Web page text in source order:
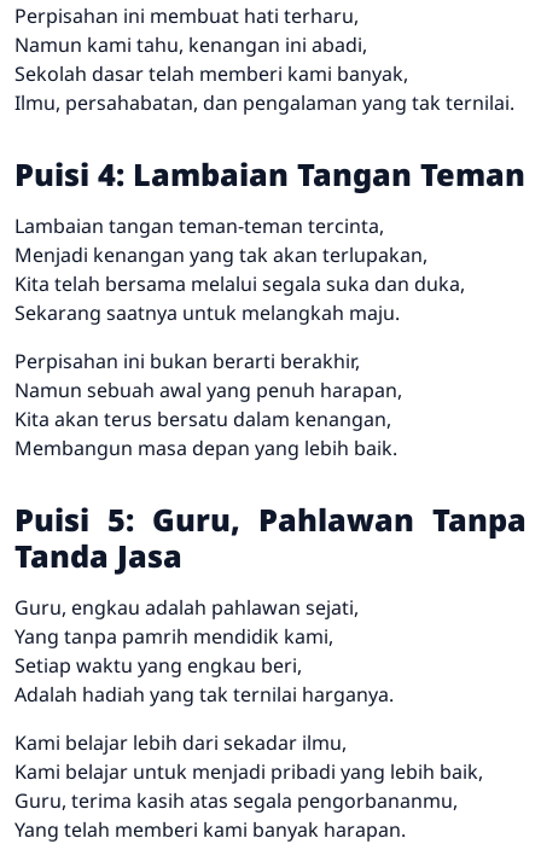
Perpisahan ini membuat hati terharu,
Namun kami tahu, kenangan ini abadi,
Sekolah dasar telah memberi kami banyak,
Ilmu, persahabatan, dan pengalaman yang tak ternilai.
Puisi 4: Lambaian Tangan Teman
Lambaian tangan teman-teman tercinta,
Menjadi kenangan yang tak akan terlupakan,
Kita telah bersama melalui segala suka dan duka,
Sekarang saatnya untuk melangkah maju.
Perpisahan ini bukan berarti berakhir,
Namun sebuah awal yang penuh harapan,
Kita akan terus bersatu dalam kenangan,
Membangun masa depan yang lebih baik.
Puisi 5: Guru, Pahlawan Tanpa
Tanda Jasa
Guru, engkau adalah pahlawan sejati,
Yang tanpa pamrih mendidik kami,
Setiap waktu yang engkau beri,
Adalah hadiah yang tak ternilai harganya.
Kami belajar lebih dari sekadar ilmu,
Kami belajar untuk menjadi pribadi yang lebih baik,
Guru, terima kasih atas segala pengorbananmu,
Yang telah memberi kami banyak harapan.